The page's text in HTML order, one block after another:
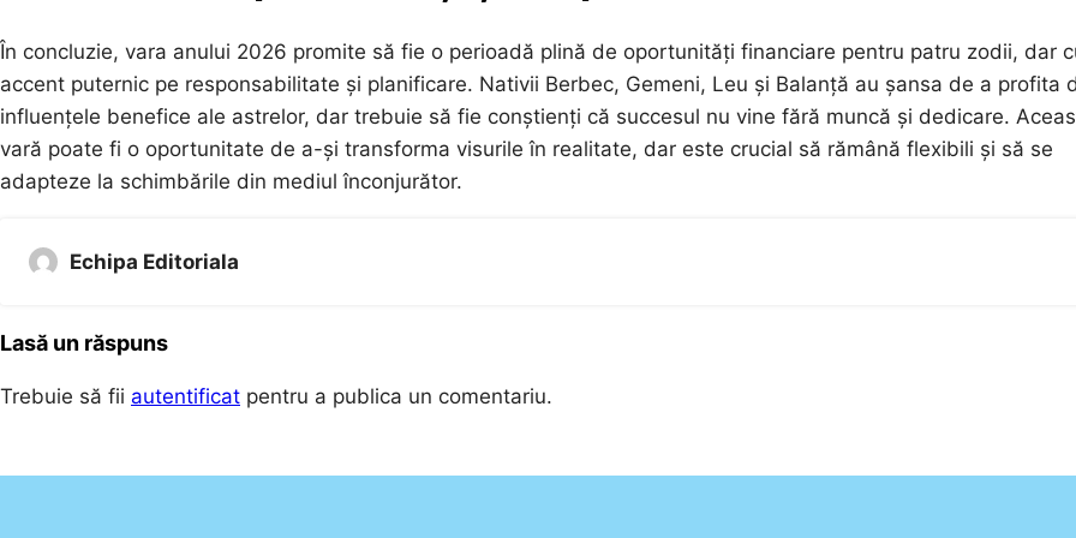
În concluzie, vara anului 2026 promite să fie o perioadă plină de oportunități financiare pentru patru zodii, dar
accent puternic pe responsabilitate și planificare. Nativii Berbec, Gemeni, Leu și Balanță au șansa de a profita
influențele benefice ale astrelor, dar trebuie să fie conștienți că succesul nu vine fără muncă și dedicare.
vară poate fi o oportunitate de a-și transforma visurile în realitate, dar este crucial să rămână flexibili și să se
adapteze la schimbările din mediul înconjurător.
Echipa Editoriala
Lasă un răspuns
Trebuie să fii autentificat pentru a publica un comentariu.